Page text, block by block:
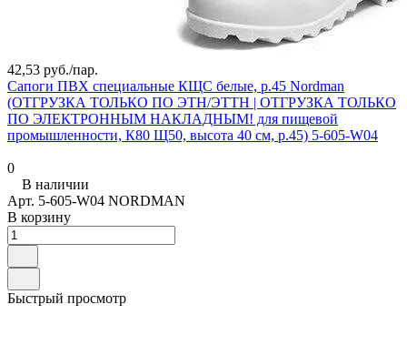
42,53 руб./пар.
Сапоги ПВХ специальные КЩС белые, р.45 Nordman
(ОТГРУЗКА ТОЛЬКО ПО ЭТН/ЭТТН | ОТГРУЗКА ТОЛЬКО
ПО ЭЛЕКТРОННЫМ НАКЛАДНЫМ! для пищевой
промышленности, К80 Щ50, высота 40 см, р.45) 5-605-W04
0
В наличии
Арт. 5-605-W04 NORDMAN
В корзину
Быстрый просмотр